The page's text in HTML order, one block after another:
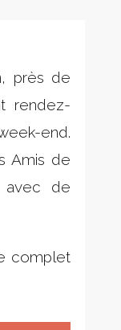
près de
rendez-
end.
Amis de
avec de
complet